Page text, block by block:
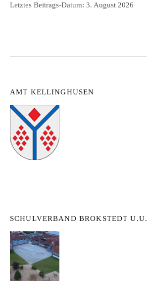
Letztes Beitrags-Datum: 3. August 2026
AMT KELLINGHUSEN
SCHULVERBAND BROKSTEDT U.U.